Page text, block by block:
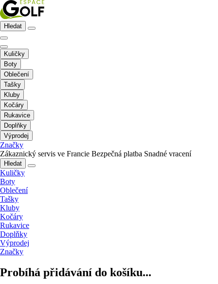
Hledat
Kuličky
Boty
Oblečení
Tašky
Kluby
Kočáry
Rukavice
Doplňky
Výprodej
Značky
Zákaznický servis ve Francie Bezpečná platba Snadné vracení
Hledat
Kuličky
Boty
Oblečení
Tašky
Kluby
Kočáry
Rukavice
Doplňky
Výprodej
Značky
Probíhá přidávání do košíku...